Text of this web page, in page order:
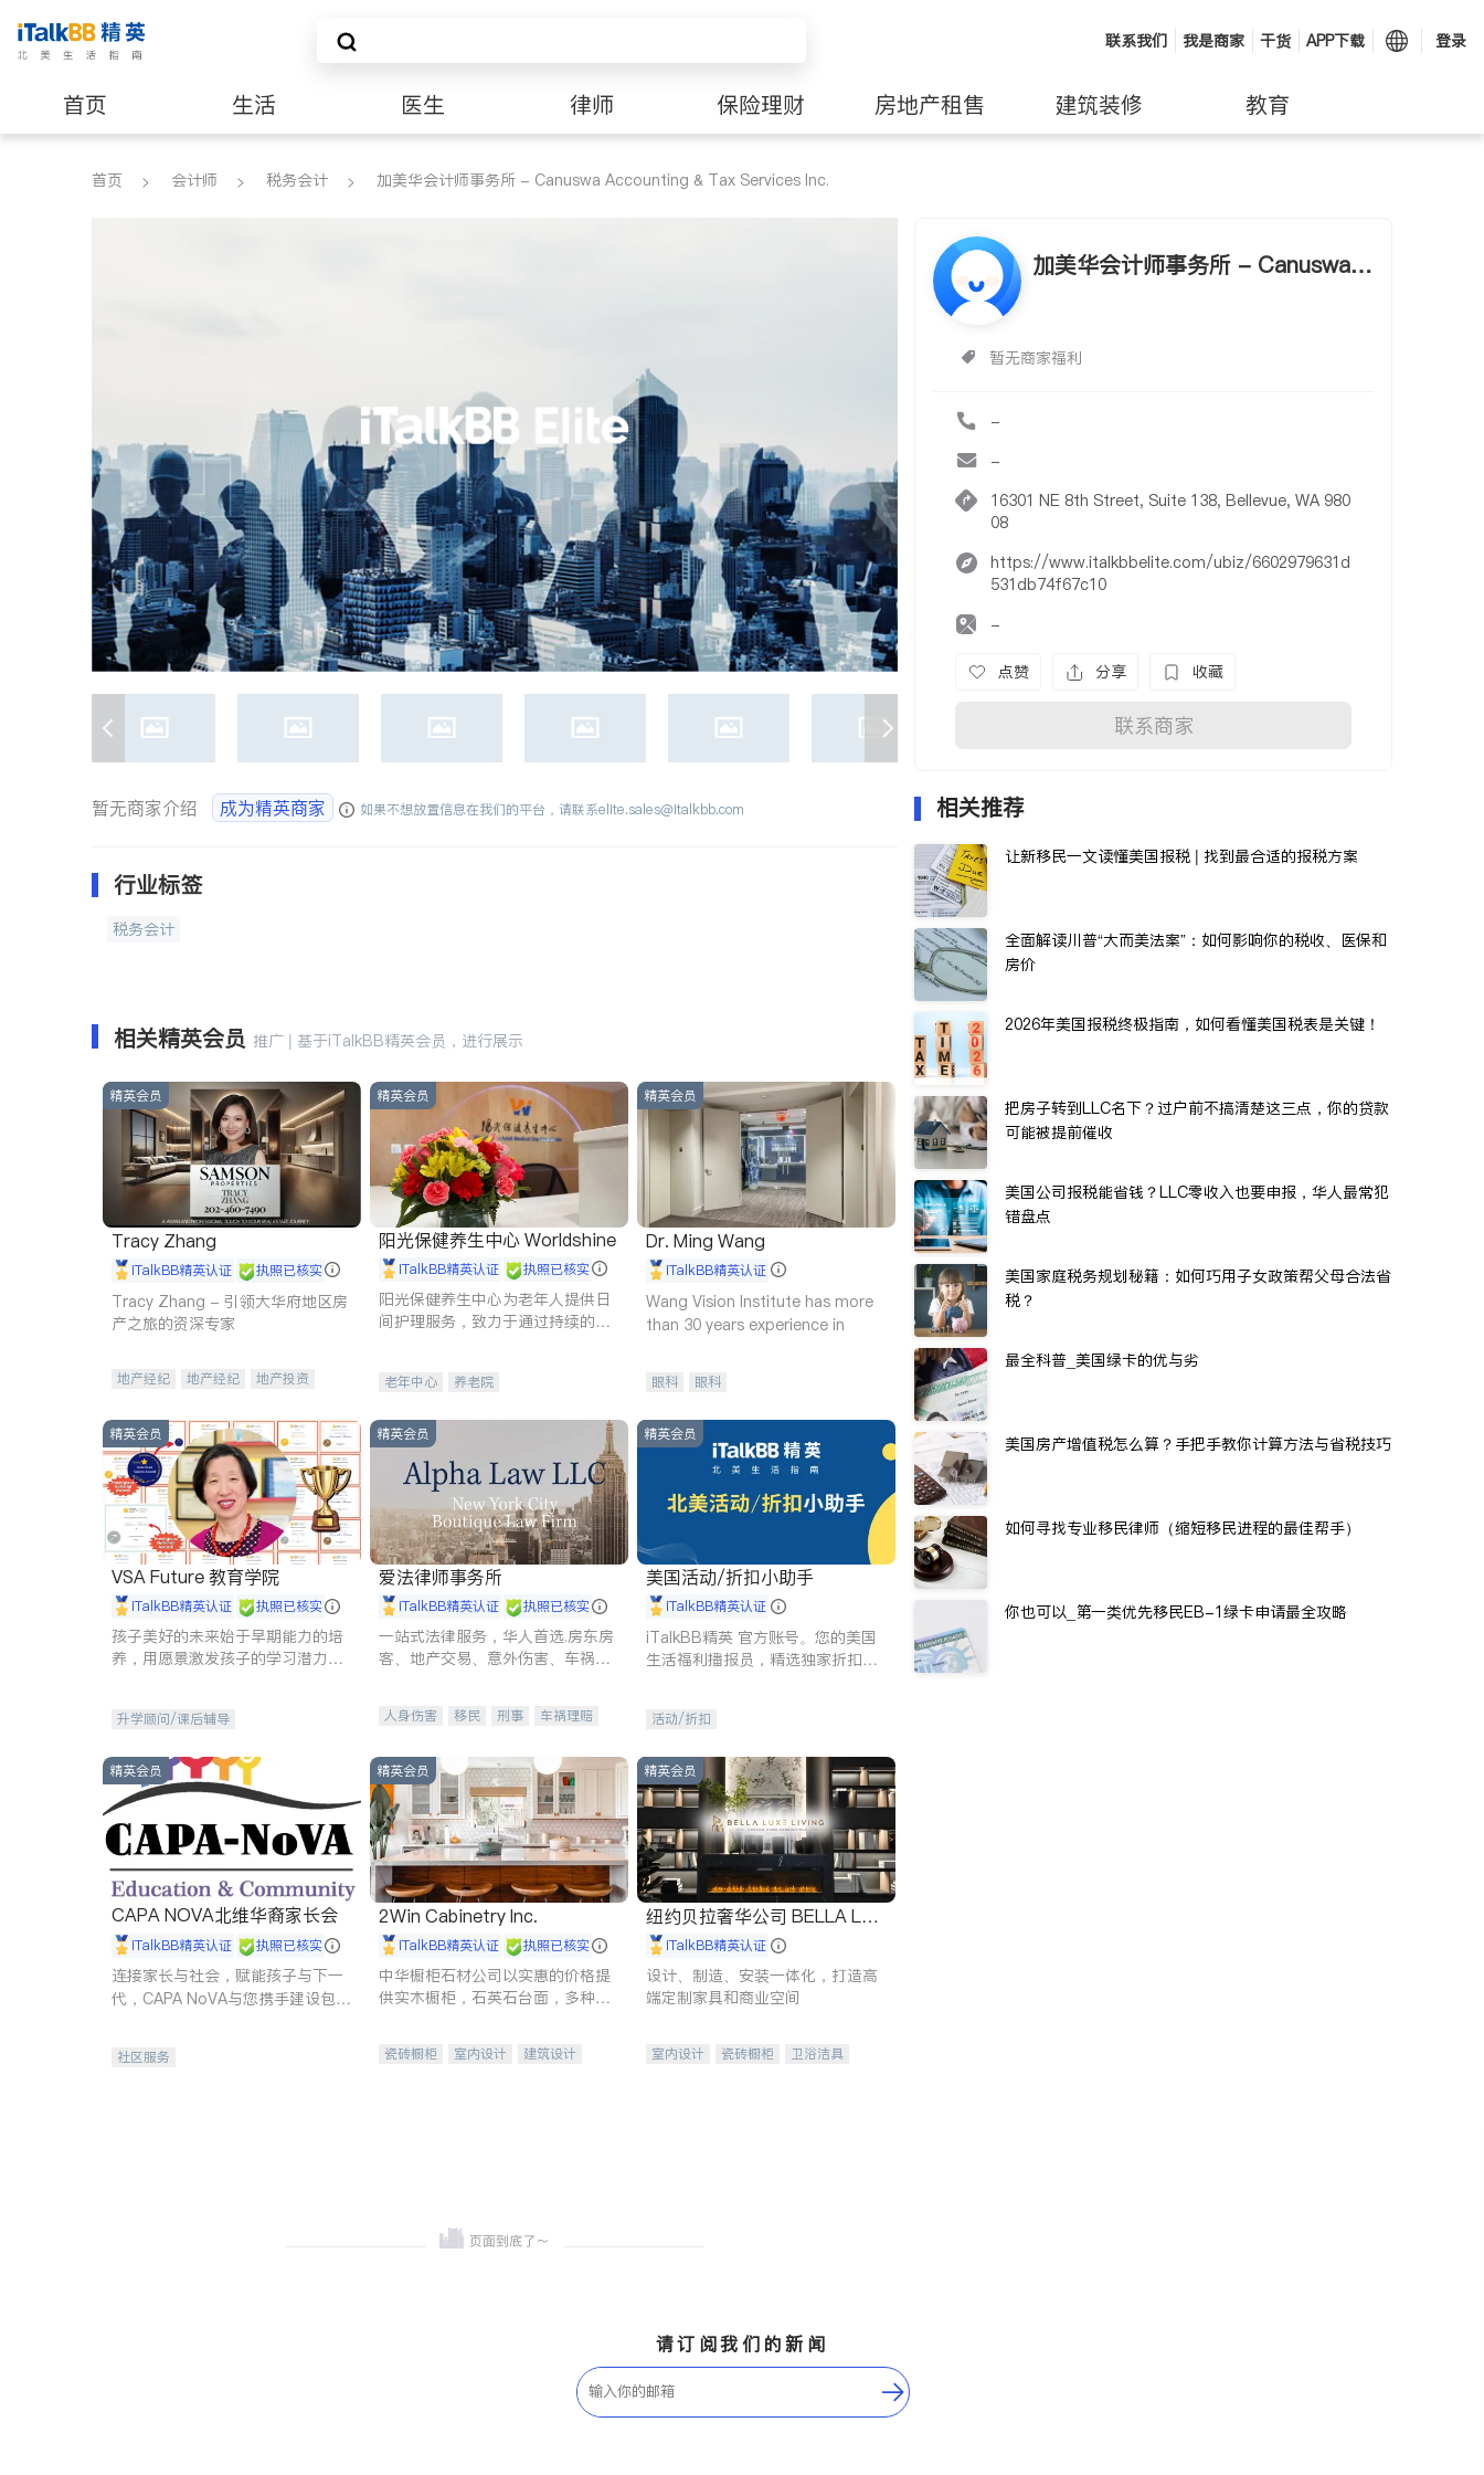
联系我们 我是商家 干货 APP下载 登录
首页 生活 医生 律师 保险理财 房地产租售 建筑装修 教育
养老 非盈利组织
首页 会计师 税务会计 加美华会计师事务所 - Canuswa Accounting & Tax Services Inc.
加美华会计师事务所 - Canuswa A
暂无商家福利
-
-
16301 NE 8th Street, Suite 138, Bellevue, WA 980
08
https://www.italkbbelite.com/ubiz/6602979631d
531db74f67c10
-
点赞 分享 收藏
联系商家
暂无商家介绍 成为精英商家 如果不想放置信息在我们的平台，请联系elite.sales@italkbb.com
行业标签
税务会计
相关精英会员 推广 | 基于iTalkBB精英会员，进行展示
精英会员
Tracy Zhang
iTalkBB精英认证 执照已核实
Tracy Zhang - 引领大华府地区房
产之旅的资深专家
地产经纪 地产经纪
地产投资
精英会员
阳光保健养生中心 Worldshine
iTalkBB精英认证 执照已核实
阳光保健养生中心为老年人提供日
间护理服务，致力于通过持续的护
老年中心 养老院
精英会员
Dr. Ming Wang
iTalkBB精英认证
Wang Vision Institute has more
than 30 years experience in
眼科 眼科
精英会员
VSA Future 教育学院
iTalkBB精英认证 执照已核实
孩子美好的未来始于早期能力的培
养，用愿景激发孩子的学习潜力和
升学顾问/课后辅导
精英会员
爱法律师事务所
iTalkBB精英认证 执照已核实
一站式法律服务，华人首选.房东房
客、地产交易、意外伤害、车祸重
人身伤害 移民 刑事
车祸理赔
商标注册
索赔 律师-其它 保释
精英会员
美国活动/折扣小助手
iTalkBB精英认证
iTalkBB精英 官方账号。您的美国
生活福利播报员，精选独家折扣、
活动/折扣
精英会员
CAPA NOVA北维华裔家长会
iTalkBB精英认证 执照已核实
连接家长与社会，赋能孩子与下一
代，CAPA NoVA与您携手建设包
社区服务
精英会员
2Win Cabinetry Inc.
iTalkBB精英认证 执照已核实
中华橱柜石材公司以实惠的价格提
供实木橱柜，石英石台面，多种优
瓷砖橱柜 室内设计
建筑设计
精英会员
纽约贝拉奢华公司 BELLA LUX
E iTalkBB精英认证
设计、制造、安装一体化，打造高
端定制家具和商业空间
室内设计 瓷砖橱柜
卫浴洁具
相关推荐
让新移民一文读懂美国报税 | 找到最合适的报税方案
全面解读川普“大而美法案”：如何影响你的税收、医保和
房价
2026年美国报税终极指南，如何看懂美国税表是关键！
把房子转到LLC名下？过户前不搞清楚这三点，你的贷款
可能被提前催收
美国公司报税能省钱？LLC零收入也要申报，华人最常犯
错盘点
美国家庭税务规划秘籍：如何巧用子女政策帮父母合法省
税？
最全科普_美国绿卡的优与劣
美国房产增值税怎么算？手把手教你计算方法与省税技巧
如何寻找专业移民律师（缩短移民进程的最佳帮手）
你也可以_第一类优先移民EB-1绿卡申请最全攻略
请订阅我们的新闻